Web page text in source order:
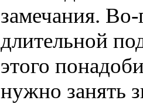
замечания.
длительной
этого
нужно занять